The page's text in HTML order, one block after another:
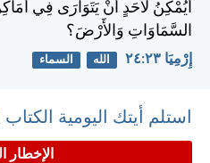
أَيُمْكِنُ لأَحَدٍ أَنْ يَتَوَارَى فِي
السَّمَاوَاتِ وَالأَرْضَ؟
إِرْمِيَا ٢٣:‏٢٤ الله السماء
استلم أيتك اليومية
الإخطار